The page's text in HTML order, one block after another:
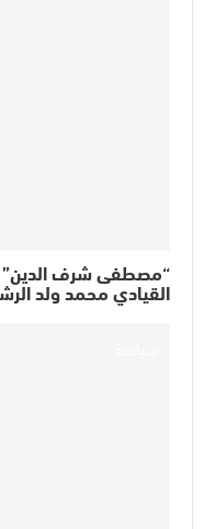
“مصطفى شرف الدين”
القيادي محمد ولد